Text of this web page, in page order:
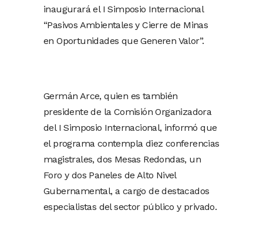
inaugurará el I Simposio Internacional
“Pasivos Ambientales y Cierre de Minas
en Oportunidades que Generen Valor”.
Germán Arce, quien es también
presidente de la Comisión Organizadora
del I Simposio Internacional, informó que
el programa contempla diez conferencias
magistrales, dos Mesas Redondas, un
Foro y dos Paneles de Alto Nivel
Gubernamental, a cargo de destacados
especialistas del sector público y privado.